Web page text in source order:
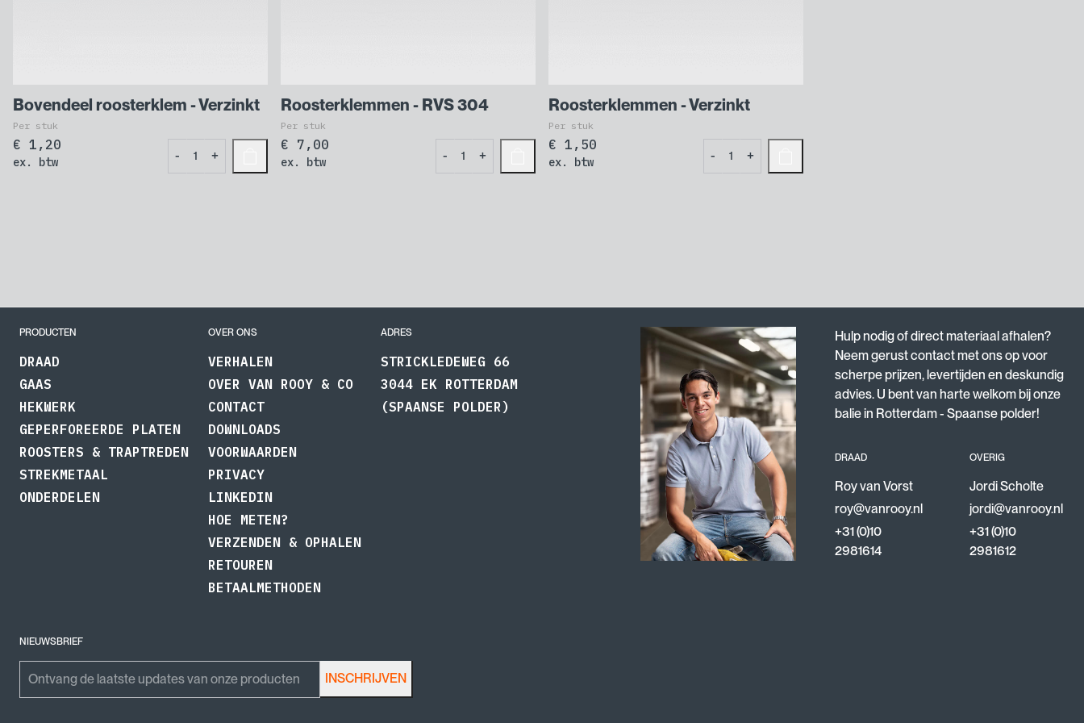
Bovendeel roosterklem - Verzinkt
Per stuk
€ 1,20
ex. btw - +
Roosterklemmen - RVS 304
Per stuk
€ 7,00
ex. btw - +
Roosterklemmen - Verzinkt
Per stuk
€ 1,50
ex. btw - +
PRODUCTEN
DRAAD
GAAS
HEKWERK
GEPERFOREERDE PLATEN
ROOSTERS & TRAPTREDEN
STREKMETAAL
ONDERDELEN
OVER ONS
VERHALEN
OVER VAN ROOY & CO
CONTACT
DOWNLOADS
VOORWAARDEN
PRIVACY
LINKEDIN
HOE METEN?
VERZENDEN & OPHALEN
RETOUREN
BETAALMETHODEN
ADRES
STRICKLEDEWEG 66
3044 EK ROTTERDAM
(SPAANSE POLDER)
NIEUWSBRIEF
INSCHRIJVEN
Hulp nodig of direct materiaal afhalen?
Neem gerust contact met ons op voor
scherpe prijzen, levertijden en deskundig
advies. U bent van harte welkom bij onze
balie in Rotterdam - Spaanse polder!
DRAAD
Roy van Vorst
roy@vanrooy.nl
+31 (0)10
2981614
OVERIG
Jordi Scholte
jordi@vanrooy.nl
+31 (0)10
2981612